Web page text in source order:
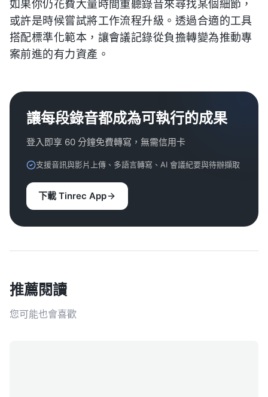
如果你仍花費大量時間重聽錄音來尋找某個細節，
或許是時候嘗試將工作流程升級。透過合適的工具
搭配標準化範本，讓會議記錄從負擔轉變為推動專
案前進的有力資產。
讓每段錄音都成為可執行的成果
登入即享 60 分鐘免費轉寫，無需信用卡
支援音訊與影片上傳、多語言轉寫、AI 會議紀要與待辦擷取
下載 Tinrec App
推薦閱讀
您可能也會喜歡